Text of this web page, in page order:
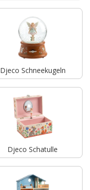
Djeco Schneekugeln
Djeco Schatulle